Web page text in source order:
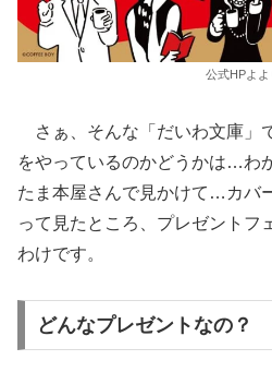
公式HPよよ
さぁ、そんな「だいわ文庫」
をやっているのかどうかは…わ
たま本屋さんで見かけて…カバ
って見たところ、プレゼントフ
わけです。
どんなプレゼントなの？